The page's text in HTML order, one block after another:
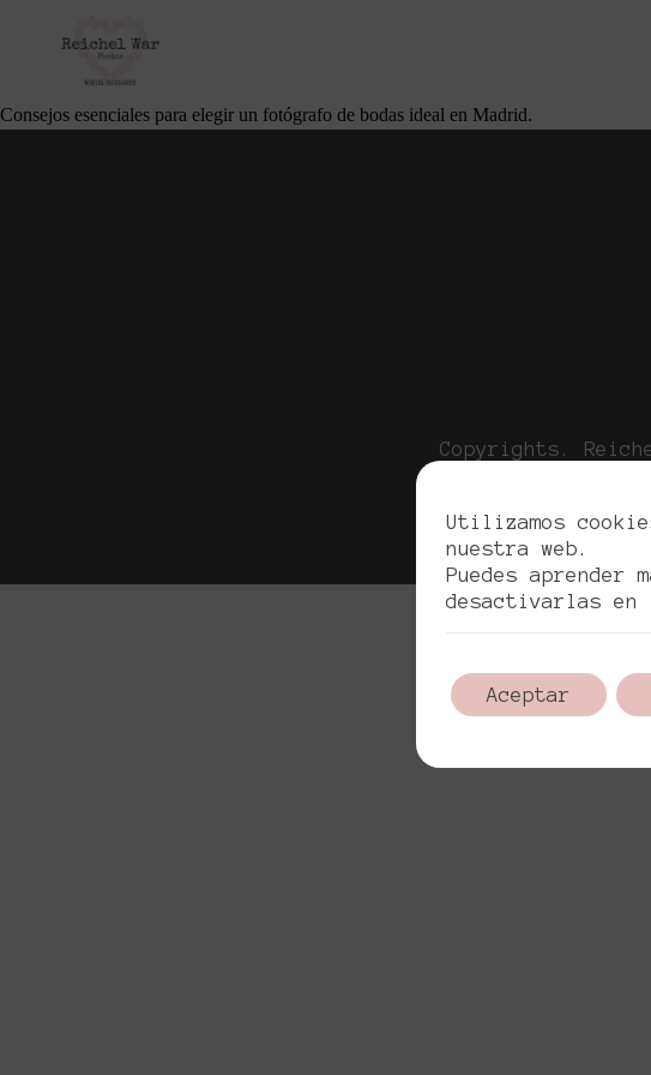
junio 23, 2025
Cliente Apellidos
Consejos esenciales para elegir un fotógrafo de bodas ideal en Madrid.
Copyrights.
Utilizamos
nuestra web.
Puedes aprender
desactivarlas
Aceptar